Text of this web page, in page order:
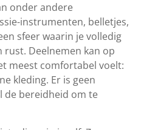
onder andere
instrumenten, belletjes,
sfeer waarin je volledig
rust. Deelnemen kan op
meest comfortabel voelt:
kleding. Er is geen
de bereidheid om te